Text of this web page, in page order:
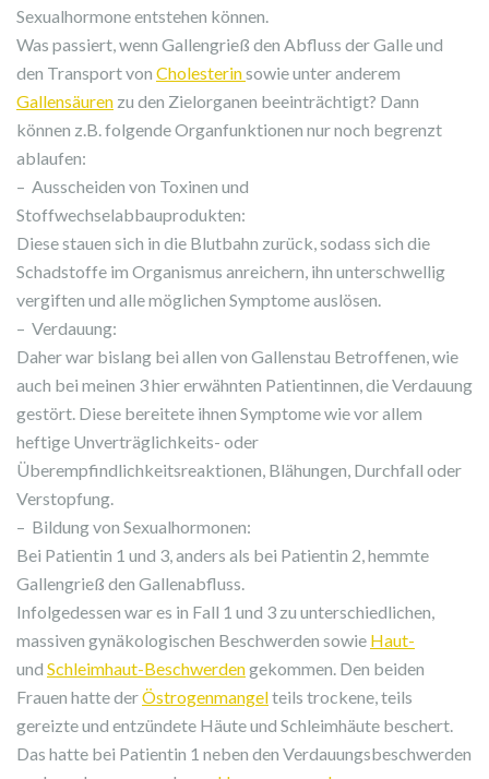
Sexualhormone entstehen können.
Was passiert, wenn Gallengrieß den Abfluss der Galle und
den Transport von Cholesterinsowie unter anderem
Gallensäuren zu den Zielorganen beeinträchtigt? Dann
können z.B. folgende Organfunktionen nur noch begrenzt
ablaufen:
– Ausscheiden von Toxinen und
Stoffwechselabbauprodukten:
Diese stauen sich in die Blutbahn zurück, sodass sich die
Schadstoffe im Organismus anreichern, ihn unterschwellig
vergiften und alle möglichen Symptome auslösen.
– Verdauung:
Daher war bislang bei allen von Gallenstau Betroffenen, wie
auch bei meinen 3 hier erwähnten Patientinnen, die Verdauung
gestört. Diese bereitete ihnen Symptome wie vor allem
heftige Unverträglichkeits- oder
Überempfindlichkeitsreaktionen, Blähungen, Durchfall oder
Verstopfung.
– Bildung von Sexualhormonen:
Bei Patientin 1 und 3, anders als bei Patientin 2, hemmte
Gallengrieß den Gallenabfluss.
Infolgedessen war es in Fall 1 und 3 zu unterschiedlichen,
massiven gynäkologischen Beschwerden sowie Haut-
und Schleimhaut-Beschwerdengekommen. Den beiden
Frauen hatte derÖstrogenmangelteils trockene, teils
gereizte und entzündete Häute und Schleimhäute beschert.
Das hatte bei Patientin 1 neben den Verdauungsbeschwerden